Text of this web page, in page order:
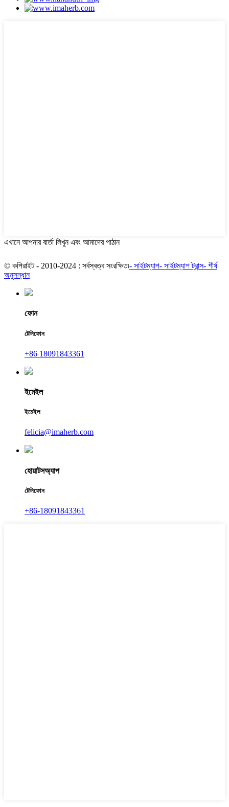
এখানে আপনার বার্তা লিখুন এবং আমাদের পাঠান
© কপিরাইট - 2010-2024 : সর্বস্বত্ব সংরক্ষিত৷- সাইটম্যাপ- সাইটম্যাপ ট্রান্স- শীর্ষ
অনুসন্ধান
ফোন
টেলিফোন
+86 18091843361
ইমেইল
ইমেইল
felicia@imaherb.com
হোয়াটসঅ্যাপ
টেলিফোন
+86-18091843361